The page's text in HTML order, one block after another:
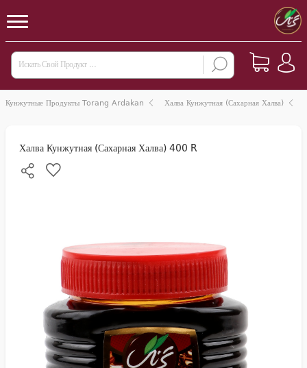
Кунжутные Продукты Torang Ardakan Халва Кунжутная (сахарная Халва)
Халва Кунжутная (сахарная Халва) 400 R